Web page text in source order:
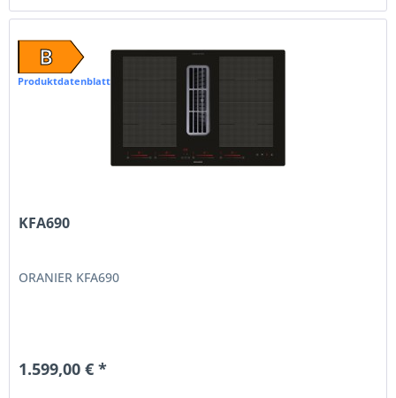
B
Produktdatenblatt
KFA690
ORANIER KFA690
1.599,00 € *